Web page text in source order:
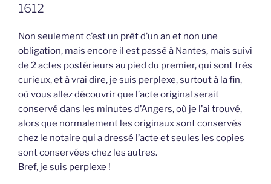
1612
Non seulement c’est un prêt d’un an et non une
obligation, mais encore il est passé à Nantes, mais suivi
de 2 actes postérieurs au pied du premier, qui sont très
curieux, et à vrai dire, je suis perplexe, surtout à la fin,
où vous allez découvrir que l’acte original serait
conservé dans les minutes d’Angers, où je l’ai trouvé,
alors que normalement les originaux sont conservés
chez le notaire qui a dressé l’acte et seules les copies
sont conservées chez les autres.
Bref, je suis perplexe !